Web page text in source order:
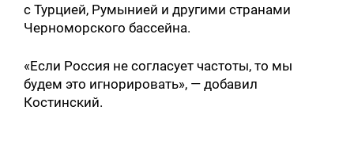
с Турцией, Румынией и другими странами
Черноморского бассейна.
«Если Россия не согласует частоты, то мы
будем это игнорировать», — добавил
Костинский.